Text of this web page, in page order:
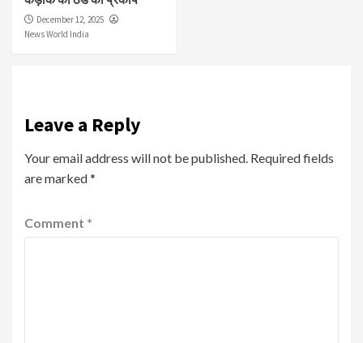
December 12, 2025
News World India
Leave a Reply
Your email address will not be published. Required fields
are marked*
Comment *